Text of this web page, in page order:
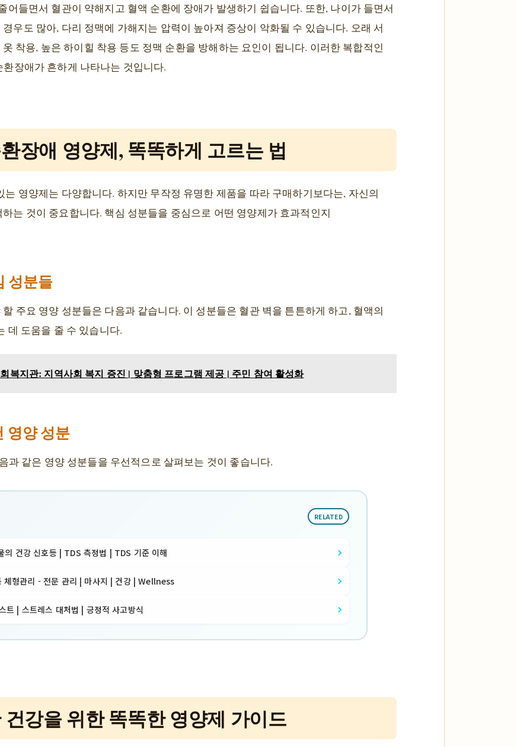
어들면서 혈관이 약해지고 혈액 순환에 장애가 발생하기 쉽습니다. 또한, 나이가 들면서
우도 많아, 다리 정맥에 가해지는 압력이 높아져 증상이 악화될 수 있습니다. 오래 서
착용, 높은 하이힐 착용 등도 정맥 순환을 방해하는 요인이 됩니다. 이러한 복합적인
장애가 흔하게 나타나는 것입니다.
장애 영양제, 똑똑하게 고르는 법
영양제는 다양합니다. 하지만 무작정 유명한 제품을 따라 구매하기보다는, 자신의
는 것이 중요합니다. 핵심 성분들을 중심으로 어떤 영양제가 효과적인지
성분들
주요 영양 성분들은 다음과 같습니다. 이 성분들은 혈관 벽을 튼튼하게 하고, 혈액의
데 도움을 줄 수 있습니다.
복지관: 지역사회 복지 증진 | 맞춤형 프로그램 제공 | 주민 참여 활성화
영양 성분
과 같은 영양 성분들을 우선적으로 살펴보는 것이 좋습니다.
RELATED
의 건강 신호등 | TDS 측정법 | TDS 기준 이해
체형관리 - 전문 관리 | 마사지 | 건강 | Wellness
트 | 스트레스 대처법 | 긍정적 사고방식
강을 위한 똑똑한 영양제 가이드